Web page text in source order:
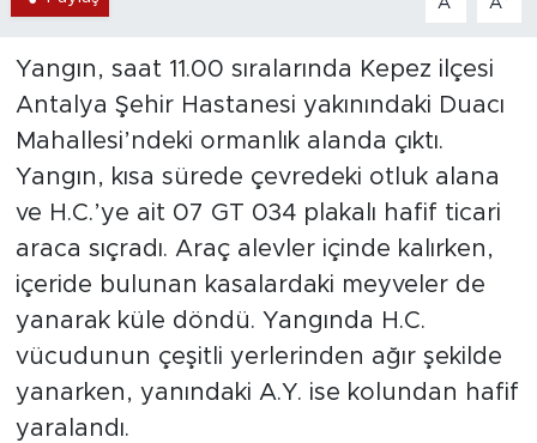
Yangın, saat 11.00 sıralarında Kepez ilçesi
Antalya Şehir Hastanesi yakınındaki Duacı
Mahallesi’ndeki ormanlık alanda çıktı.
Yangın, kısa sürede çevredeki otluk alana
ve H.C.’ye ait 07 GT 034 plakalı hafif ticari
araca sıçradı. Araç alevler içinde kalırken,
içeride bulunan kasalardaki meyveler de
yanarak küle döndü. Yangında H.C.
vücudunun çeşitli yerlerinden ağır şekilde
yanarken, yanındaki A.Y. ise kolundan hafif
yaralandı.